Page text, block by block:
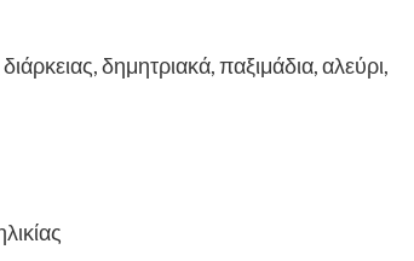
δημητριακά, παξιμάδια, αλεύρι,